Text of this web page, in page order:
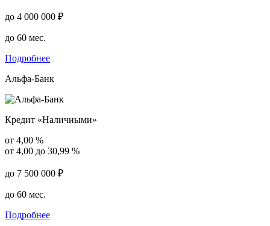
до 4 000 000 ₽
до 60 мес.
Подробнее
Альфа-Банк
Кредит «Наличными»
от 4,00 %
от 4,00 до 30,99 %
до 7 500 000 ₽
до 60 мес.
Подробнее